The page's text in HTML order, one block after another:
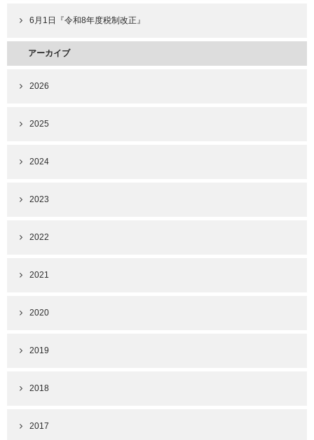
6月1日『令和8年度税制改正』
アーカイブ
2026
2025
2024
2023
2022
2021
2020
2019
2018
2017